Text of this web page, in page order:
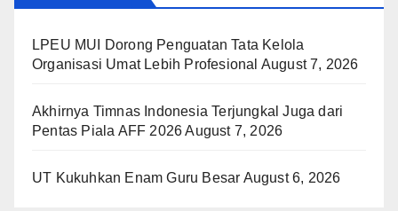
LPEU MUI Dorong Penguatan Tata Kelola
Organisasi Umat Lebih Profesional August 7, 2026
Akhirnya Timnas Indonesia Terjungkal Juga dari
Pentas Piala AFF 2026 August 7, 2026
UT Kukuhkan Enam Guru Besar August 6, 2026